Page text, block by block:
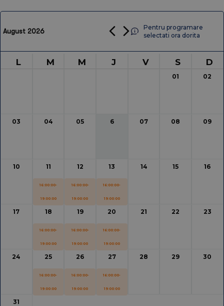
August 2026
Pentru programare
selectati ora dorita
L M M J V S D
01 02
03 04 05 6 07 08 09
10 11
16:00:00-
19:00:00
12
16:00:00-
19:00:00
13
16:00:00-
19:00:00
14 15 16
17 18
16:00:00-
19:00:00
19
16:00:00-
19:00:00
20
16:00:00-
19:00:00
21 22 23
24 25
16:00:00-
19:00:00
26
16:00:00-
19:00:00
27
16:00:00-
19:00:00
28 29 30
31